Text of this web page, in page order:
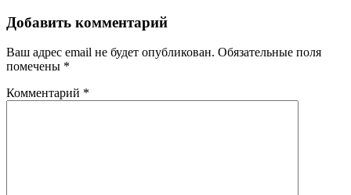
Добавить комментарий
Ваш адрес email не будет опубликован. Обязательные поля
помечены *
Комментарий *